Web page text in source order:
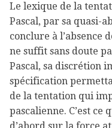
Le lexique de la
Pascal, par sa quasi-
conclure à l’absence
ne suffit sans doute
Pascal, sa discrétion
spécification
de la tentation qui
pascalienne. C’est ce